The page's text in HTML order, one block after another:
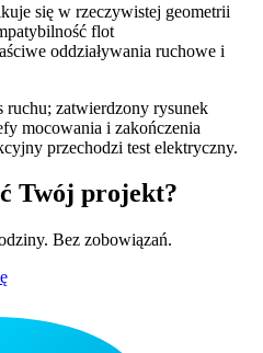
się w rzeczywistej geometrii
flot
oddziaływania ruchowe i
ruchu; zatwierdzony rysunek
mocowania i zakończenia
przechodzi test elektryczny.
Twój projekt?
Bez zobowiązań.